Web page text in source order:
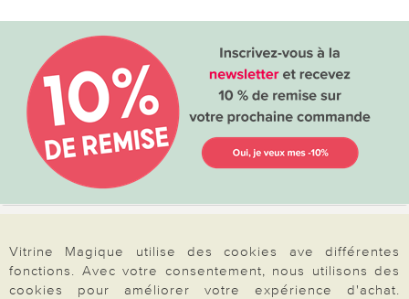
FAQ
Vitrine Magique utilise des cookies ave différentes
fonctions. Avec votre consentement, nous utilisons des
cookies pour améliorer votre expérience d'achat.